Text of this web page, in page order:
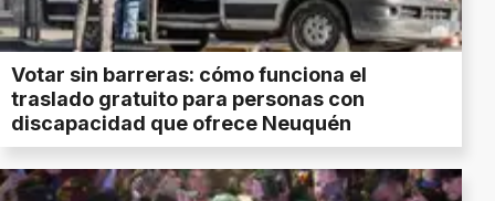
Votar sin barreras: cómo funciona el
traslado gratuito para personas con
discapacidad que ofrece Neuquén